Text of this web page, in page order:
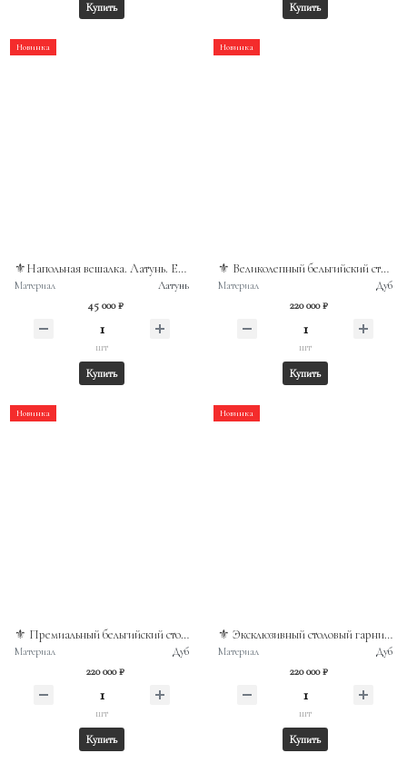
Купить Купить
Новинка
⚜️Напольная вешалка. Латунь. Европа, 60-70гг. XXв.
Материал Латунь
45 000 ₽
шт
Купить
Новинка
⚜️ Великолепный бельгийский столовый гарнитур
Материал Дуб
220 000 ₽
шт
Купить
Новинка
⚜️ Премиальный бельгийский столовый гарнитур из отборного массива дуба
Материал Дуб
220 000 ₽
шт
Купить
Новинка
⚜️ Эксклюзивный столовый гарнитур из массива дуба Бельгия
Материал Дуб
220 000 ₽
шт
Купить